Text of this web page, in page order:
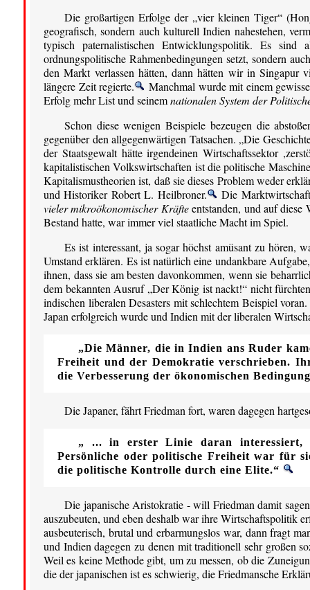
Die großartigen Erfolge der „vier kleinen Tiger“
geografisch, sondern auch kulturell Indien nahestehen,
typisch paternalistischen Entwicklungspolitik. Es
ordnungspolitische Rahmenbedingungen setzt, sondern
den Markt verlassen hätten, dann hätten wir in
längere Zeit regierte.
Manchmal wurde mit einem
Erfolg mehr List und seinemnationalen System der
Schon diese wenigen Beispiele bezeugen die
gegenüber den allgegenwärtigen Tatsachen. „Die
der Staatsgewalt hätte irgendeinen Wirtschaftssektor
kapitalistischen Volkswirtschaften ist die politische
Kapitalismustheorien ist, daß sie dieses Problem weder
und Historiker Robert L. Heilbroner.
Die
vieler mikroökonomischer Kräfteentstanden, und auf diese
Bestand hatte, war immer viel staatliche Macht im Spiel.
Es ist interessant, ja sogar höchst amüsant zu hören,
Umstand erklären. Es ist natürlich eine undankbare
ihnen, dass sie am besten davonkommen, wenn sie
dem bekannten Ausruf „Der König ist nackt!“ nicht
indischen liberalen Desasters mit schlechtem Beispiel
Japan erfolgreich wurde und Indien mit der liberalen
„Die Männer, die in Indien ans Ruder
Freiheit und der Demokratie verschrieben.
die Verbesserung der ökonomischen
Die Japaner, fährt Friedman fort, waren dagegen
„ ... in erster Linie daran interessiert,
Persönliche oder politische Freiheit war für
die politische Kontrolle durch eine Elite.“
Die japanische Aristokratie - will Friedman damit
auszubeuten, und eben deshalb war ihre Wirtschaftspolitik
ausbeuterisch, brutal und erbarmungslos war, dann fragt
und Indien dagegen zu denen mit traditionell sehr großen
Weil es keine Methode gibt, um zu messen, ob die
die der japanischen ist es schwierig, die Friedmansche